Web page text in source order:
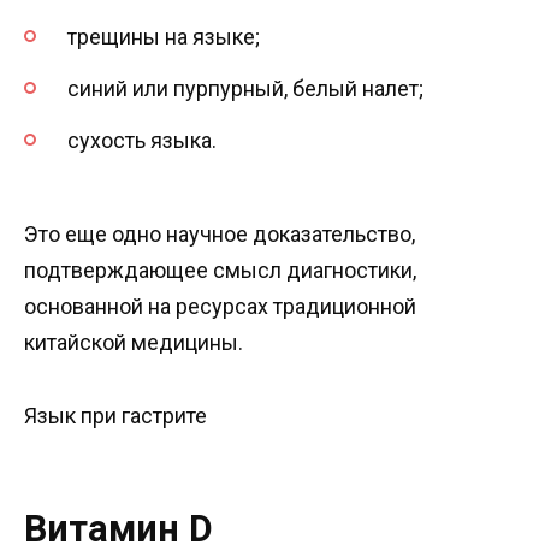
трещины на языке;
синий или пурпурный, белый налет;
сухость языка.
Это еще одно научное доказательство,
подтверждающее смысл диагностики,
основанной на ресурсах традиционной
китайской медицины.
Язык при гастрите
Витамин D